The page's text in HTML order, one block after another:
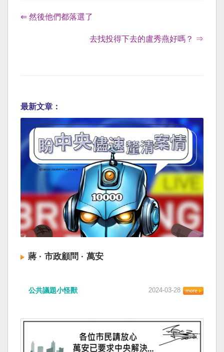
⇐ 然後他們都落選了
去找投得下去的盧秀燕好嗎？ ⇒
最新文章：
蔣 · 市政顧問 · 萬安
公共議題小怪獸 2024-03-28